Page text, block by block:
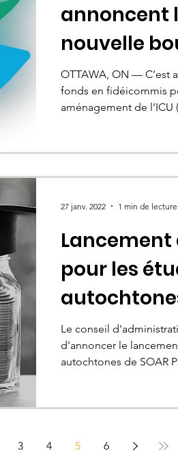
annoncent
nouvelle
OTTAWA, ON — C’est
fonds en fidéicommis
aménagement de l’ICU
Lancement
pour les
Le conseil
d'annoncer le
autochtones de SOAR
27 janv. 2022 1 min de lecture
3 4 5 6